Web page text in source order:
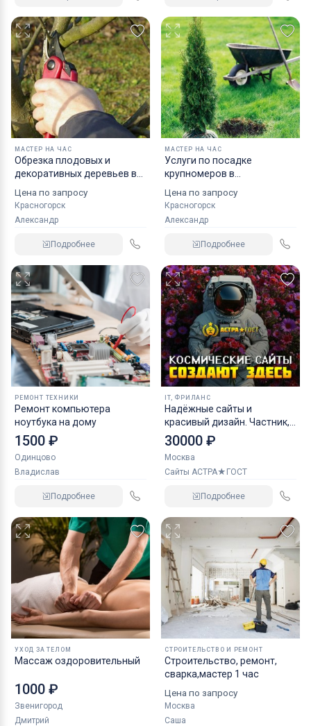
МАСТЕР НА ЧАС
Обрезка плодовых и
декоративных деревьев в
Цена по запросу
Красногорск
Александр
Подробнее
МАСТЕР НА ЧАС
Услуги по посадке
крупномеров в
Цена по запросу
Красногорск
Александр
Подробнее
РЕМОНТ ТЕХНИКИ
Ремонт компьютера
ноутбука на дому
1500 ₽
Одинцово
Владислав
Подробнее
IT, ФРИЛАНС
Надёжные сайты и
красивый дизайн. Частник,
гарантия.
30000 ₽
Москва
Сайты АСТРА★ГОСТ
Подробнее
УХОД ЗА ТЕЛОМ
Массаж оздоровительный
1000 ₽
Звенигород
Дмитрий
СТРОИТЕЛЬСТВО И РЕМОНТ
Строительство, ремонт,
сварка,мастер 1 час
Цена по запросу
Москва
Саша